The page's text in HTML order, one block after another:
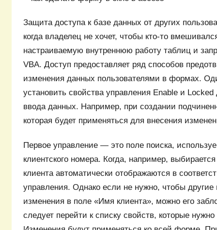
Защита доступа к базе данных от других
когда владелец не хочет, чтобы кто-то
настраиваемую внутреннюю работу таблиц и
VBA. Доступ предоставляет ряд способов
изменения данных пользователями в формах.
установить свойства управления Enable и
ввода данных. Например, при создании
которая будет применяться для внесения
Первое управление — это поле поиска,
клиентского номера. Когда, например,
клиента автоматически отображаются в
управления. Однако если не нужно, чтобы другие
изменения в поле «Имя клиента», можно его
следует перейти к списку свойств, которые нужно